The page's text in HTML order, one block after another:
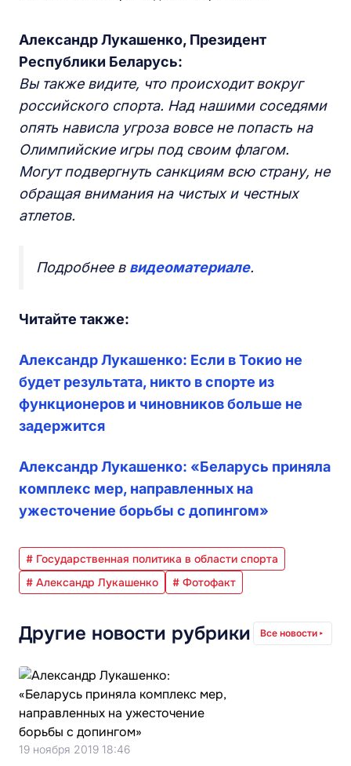
Александр Лукашенко, Президент
Республики Беларусь:
Вы также видите, что происходит вокруг
российского спорта. Над нашими соседями
опять нависла угроза вовсе не попасть на
Олимпийские игры под своим флагом.
Могут подвергнуть санкциям всю страну, не
обращая внимания на чистых и честных
атлетов.
Подробнее в видеоматериале.
Читайте также:
Александр Лукашенко: Если в Токио не
будет результата, никто в спорте из
функционеров и чиновников больше не
задержится
Александр Лукашенко: «Беларусь приняла
комплекс мер, направленных на
ужесточение борьбы с допингом»
# Государственная политика в области спорта
# Александр Лукашенко
# Фотофакт
Другие новости рубрики Все новости
19 ноября 2019 18:46